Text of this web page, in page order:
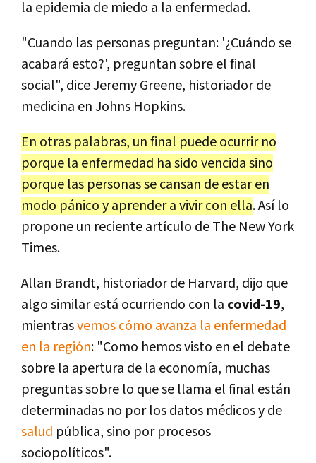
la epidemia de miedo a la enfermedad.
"Cuando las personas preguntan: '¿Cuándo se
acabará esto?', preguntan sobre el final
social", dice Jeremy Greene, historiador de
medicina en Johns Hopkins.
En otras palabras, un final puede ocurrir no
porque la enfermedad ha sido vencida sino
porque las personas se cansan de estar en
modo pánico y aprender a vivir con ella. Así lo
propone un reciente artículo de The New York
Times.
Allan Brandt, historiador de Harvard, dijo que
algo similar está ocurriendo con la covid-19,
mientrasvemos cómo avanza la enfermedad
en la región: "Como hemos visto en el debate
sobre la apertura de la economía, muchas
preguntas sobre lo que se llama el final están
determinadas no por los datos médicos y de
salud pública, sino por procesos
sociopolíticos".